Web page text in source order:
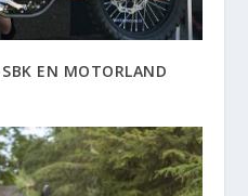
EN MOTORLAND